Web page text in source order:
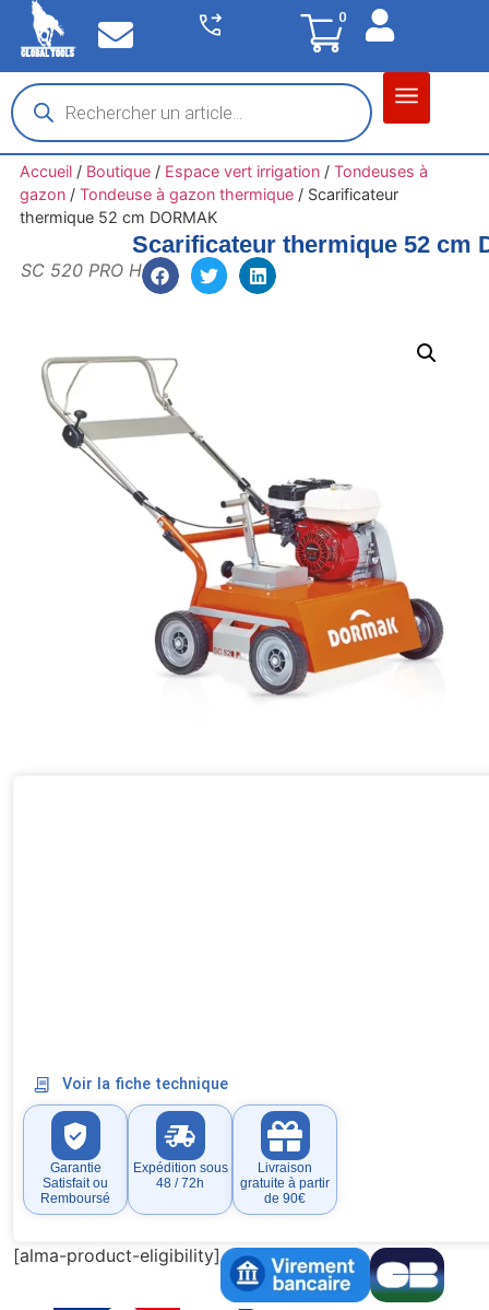
0
Accueil/ Boutique/ Espace vert irrigation/ Tondeuses à
gazon/ Tondeuse à gazon thermique/ Scarificateur
thermique 52 cm DORMAK
Scarificateur thermique 52 cm
SC 520 PRO H
Voir la fiche technique
Garantie
Satisfait ou
Remboursé
Expédition sous
48 / 72h
Livraison
gratuite à partir
de 90€
[alma-product-eligibility]